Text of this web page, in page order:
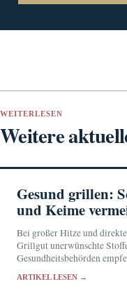
WEITERLESEN
Weitere
Gesund grillen:
und Keime
Bei großer Hitze und
Grillgut unerwünschte
Gesundheitsbehörden
ARTIKEL LESEN →